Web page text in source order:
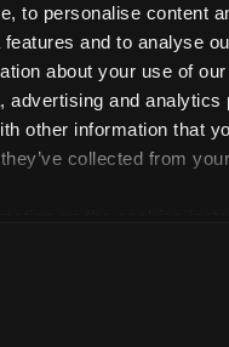
to personalise content
and to analyse
about your use of
advertising and analytics
other information that
collected from
in caso di carta
processo di
cilindri aventi una
da ottenere lo stesso